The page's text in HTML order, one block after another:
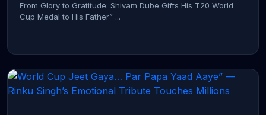
From Glory to Gratitude: Shivam Dube Gifts His T20 World
Cup Medal to His Father” ...